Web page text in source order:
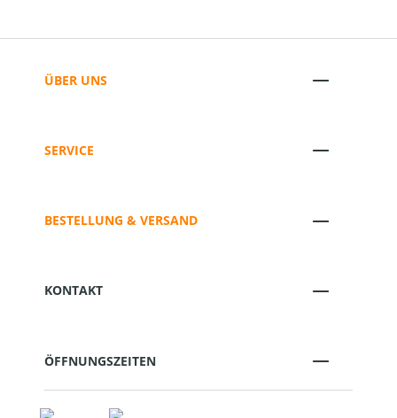
ÜBER UNS
SERVICE
BESTELLUNG & VERSAND
KONTAKT
ÖFFNUNGSZEITEN